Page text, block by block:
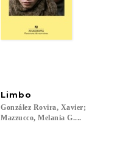
Limbo
González Rovira, Xavier;
Mazzucco, Melania G....